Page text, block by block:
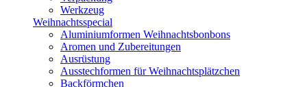
Werkzeug
Weihnachtsspecial
Aluminiumformen Weihnachtsbonbons
Aromen und Zubereitungen
Ausrüstung
Ausstechformen für Weihnachtsplätzchen
Backförmchen